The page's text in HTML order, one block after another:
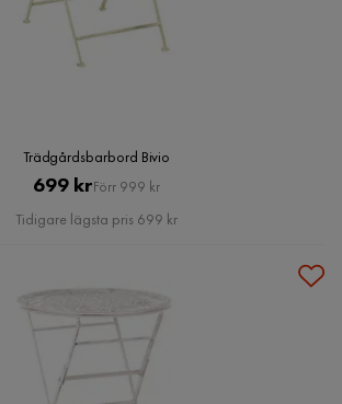
Trädgårdsbarbord Bivio
Pris
699 krOriginal
Pris
Förr 999 kr
Tidigare lägsta pris 699 kr